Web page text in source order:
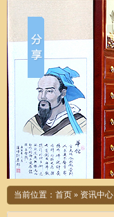
当前位置： 首页 » 资讯中心